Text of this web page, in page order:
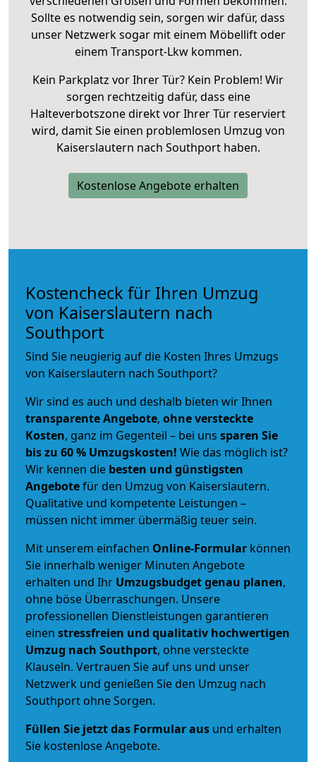
Sollte es notwendig sein, sorgen wir dafür, dass
unser Netzwerk sogar mit einem Möbellift oder
einem Transport-Lkw kommen.
Kein Parkplatz vor Ihrer Tür? Kein Problem! Wir
sorgen rechtzeitig dafür, dass eine
Halteverbotszone direkt vor Ihrer Tür reserviert
wird, damit Sie einen problemlosen Umzug von
Kaiserslautern nach Southport haben.
Kostenlose Angebote erhalten
Kostencheck für Ihren Umzug
von Kaiserslautern nach
Southport
Sind Sie neugierig auf die Kosten Ihres Umzugs
von Kaiserslautern nach Southport?
Wir sind es auch und deshalb bieten wir Ihnen
transparente Angebote, ohne versteckte
Kosten, ganz im Gegenteil – bei uns sparen Sie
bis zu 60 % Umzugskosten! Wie das möglich ist?
Wir kennen die besten und günstigsten
Angebotefür den Umzug von Kaiserslautern.
Qualitative und kompetente Leistungen –
müssen nicht immer übermäßig teuer sein.
Mit unserem einfachen Online-Formular können
Sie innerhalb weniger Minuten Angebote
erhalten und Ihr Umzugsbudgetgenau planen,
ohne böse Überraschungen. Unsere
professionellen Dienstleistungen garantieren
einen stressfreien und qualitativ hochwertigen
Umzug nach Southport, ohne versteckte
Klauseln. Vertrauen Sie auf uns und unser
Netzwerk und genießen Sie den Umzug nach
Southport ohne Sorgen.
Füllen Sie jetzt das Formular aus und erhalten
Sie kostenlose Angebote.